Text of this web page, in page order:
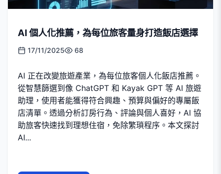
AI 個人化推薦，為每位旅客量身打造飯店選擇
17/11/2025 68
AI 正在改變旅遊產業，為每位旅客個人化飯店推薦。
從智慧篩選到像 ChatGPT 和 Kayak GPT 等 AI 旅遊
助理，使用者能獲得符合興趣、預算與偏好的專屬飯
店清單。透過分析訂房行為、評論與個人喜好，AI 協
助旅客快速找到理想住宿，免除繁瑣程序。本文探討
AI...